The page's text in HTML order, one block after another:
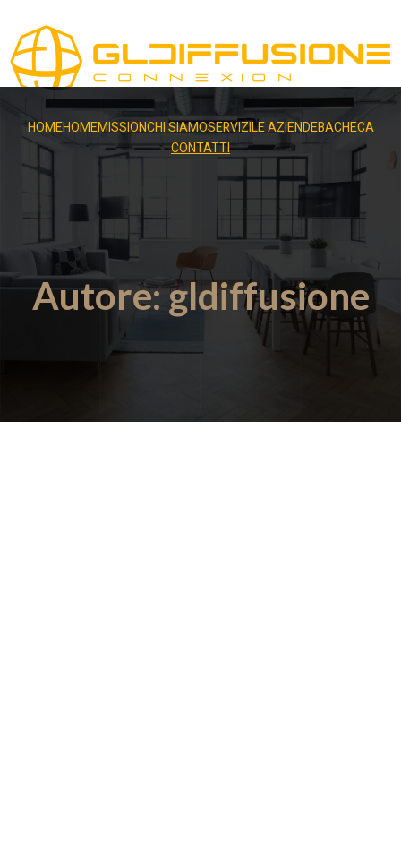
HOMEHOMEMISSIONCHI SIAMOSERVIZILE AZIENDEBACHECA
CONTATTI
Autore:gldiffusione